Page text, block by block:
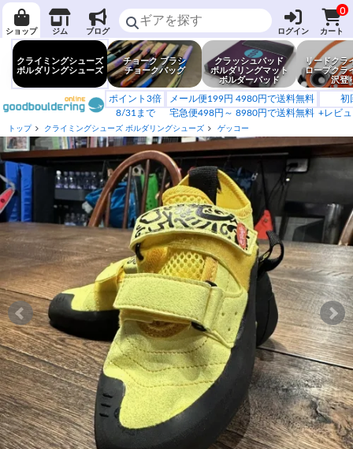
ショップ ジム ブログ ログイン
0
カート
クライミングシューズ
ボルダリングシューズ
チョーク ブラシ
チョークバッグ
クラッシュパッド
ボルダリングマット
ボルダーパッド
リードクラ
ロープクラ
沢登
ポイント3倍
8/31まで
メール便199円 4980円で送料無料
宅急便498円～ 8980円で送料無料
初
+レビ
トップ クライミングシューズ ボルダリングシューズ ゲッコー